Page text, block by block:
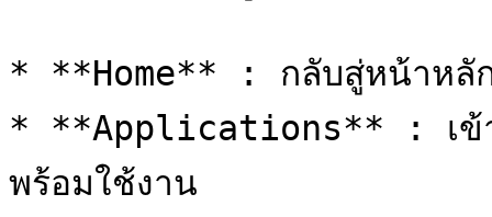
* **Home** : กลับสู่หน้าหลั
* **Applications** : เข้าถึ
พร้อมใช้งาน